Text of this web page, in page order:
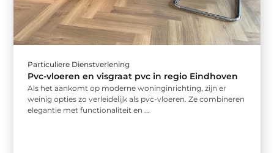
Particuliere Dienstverlening
Pvc-vloeren en visgraat pvc in regio Eindhoven
Als het aankomt op moderne woninginrichting, zijn er
weinig opties zo verleidelijk als pvc-vloeren. Ze combineren
elegantie met functionaliteit en ...